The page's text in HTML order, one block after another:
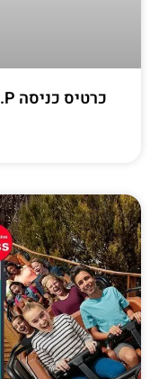
כרטיס כניסה V.I.P – יוניברסל סטודיוס הוליווד